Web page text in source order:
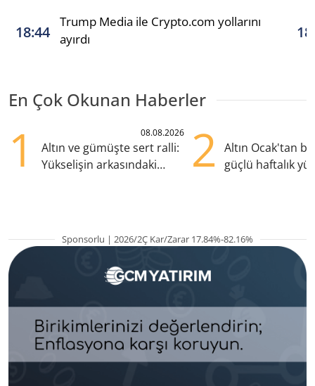
18:44
Trump Media ile Crypto.com yollarını
ayırdı
En Çok Okunan Haberler
1 08.08.2026
Altın ve gümüşte sert ralli:
Yükselişin arkasındaki
2
Altın Ocak'tan
güçlü haftalık
Sponsorlu | 2026/2Ç Kar/Zarar 17.84%-82.16%